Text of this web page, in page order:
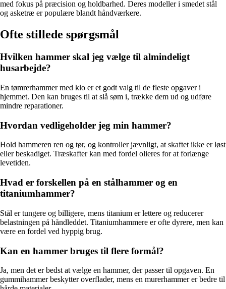
med fokus på præcision og holdbarhed. Deres modeller i smedet stål
og asketræ er populære blandt håndværkere.
Ofte stillede spørgsmål
Hvilken hammer skal jeg vælge til almindeligt
husarbejde?
En tømrerhammer med klo er et godt valg til de fleste opgaver i
hjemmet. Den kan bruges til at slå søm i, trække dem ud og udføre
mindre reparationer.
Hvordan vedligeholder jeg min hammer?
Hold hammeren ren og tør, og kontroller jævnligt, at skaftet ikke er løst
eller beskadiget. Træskafter kan med fordel olieres for at forlænge
levetiden.
Hvad er forskellen på en stålhammer og en
titaniumhammer?
Stål er tungere og billigere, mens titanium er lettere og reducerer
belastningen på håndleddet. Titaniumhammere er ofte dyrere, men kan
være en fordel ved hyppig brug.
Kan en hammer bruges til flere formål?
Ja, men det er bedst at vælge en hammer, der passer til opgaven. En
gummihammer beskytter overflader, mens en murerhammer er bedre til